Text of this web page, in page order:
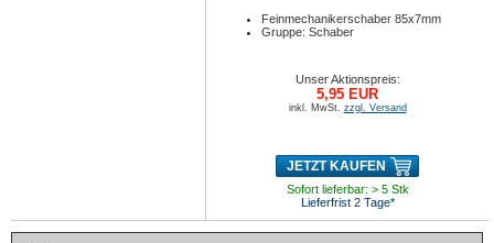
Feinmechanikerschaber 85x7mm
Gruppe: Schaber
Unser Aktionspreis:
5,95 EUR
inkl. MwSt. zzgl. Versand
JETZT KAUFEN
Sofort lieferbar: > 5 Stk
Lieferfrist 2 Tage*